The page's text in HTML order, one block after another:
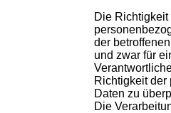
Die Richtigkeit
der
und zwar für
Richtigkeit der
Daten zu
Die